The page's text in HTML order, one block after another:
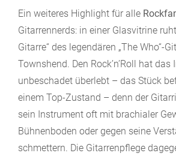
Ein weiteres Highlight für alle
Gitarrennerds: in einer Glasvitrine
Gitarre“ des legendären „The Who“-
Townshend. Den Rock’n’Roll hat
unbeschadet überlebt – das Stück
einem Top-Zustand – denn der
sein Instrument oft mit brachialer
Bühnenboden oder gegen seine
schmettern. Die Gitarrenpflege